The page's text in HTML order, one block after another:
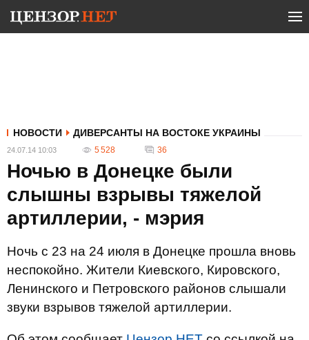
НОВОСТИ ДИВЕРСАНТЫ НА ВОСТОКЕ УКРАИНЫ
24.07.14 10:03 5 528 36
Ночью в Донецке были
слышны взрывы тяжелой
артиллерии, - мэрия
Ночь с 23 на 24 июля в Донецке прошла вновь
неспокойно. Жители Киевского, Кировского,
Ленинского и Петровского районов слышали
звуки взрывов тяжелой артиллерии.